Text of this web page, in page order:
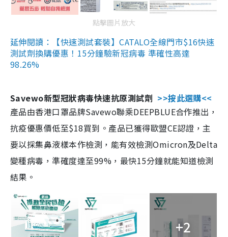
點擊圖片放大
延伸閱讀：【快速測試套裝】CATALO全線門市$16快速
測試劑換購優惠！15分鐘驗新冠病毒 準確性高達
98.26%
Savewo新型冠狀病毒快速抗原測試劑 >>按此選購<<
產品由香港口罩品牌Savewo聯乘DEEPBLUE合作推出，
抗疫優惠價低至$18買到。產品已獲得歐盟CE認證，主
要以採集鼻液樣本作檢測，能有效檢測Omicron及Delta
變種病毒，準確度達至99%，最快15分鐘就能知道檢測
結果。
+2